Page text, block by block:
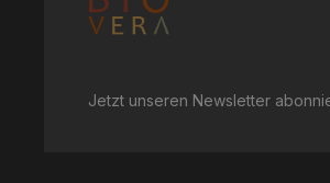
Jetzt unseren Newsletter